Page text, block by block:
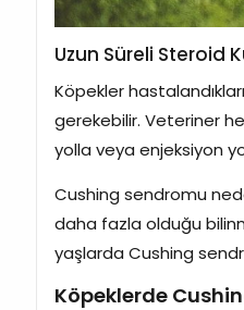
Uzun Süreli Steroid
Köpekler
gerekebilir. Veteriner
yolla veya enjeksiyon
Cushing sendromu
daha fazla olduğu
yaşlarda Cushing
Köpeklerde